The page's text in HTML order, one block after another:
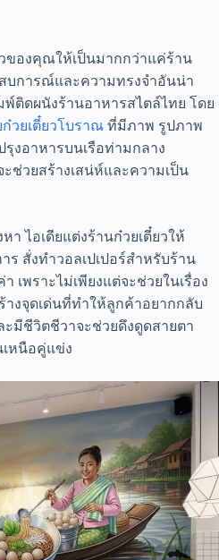
ของคุณให้เป็นมากกว่าแค่ร้าน
บการณ์และความทรงจำอันน่า
ติดผนังร้านอาหารสไตล์ไทย โดย
วยเตี๋ยวโบราณ ที่มีภาพ รูปภาพ
รุงอาหารบนเรือท่ามกลาง
ช่วยสร้างเสน่ห์และความเป็น
า ไอเดียแต่งร้านก๋วยเตี๋ยวให้
ร สั่งทำวอลเปเปอร์สำหรับร้าน
เพราะไม่เพียงแต่จะช่วยในเรื่อง
างจุดเด่นที่ทำให้ลูกค้าอยากกลับ
มีชีวิตชีวาจะช่วยดึงดูดสายตา
หนือคู่แข่ง